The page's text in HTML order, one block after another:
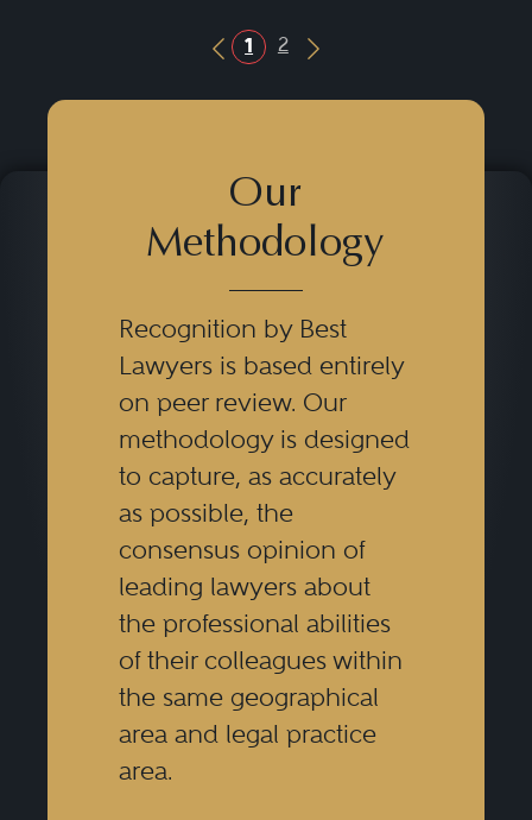
Previous Button
1 2
Next Button
Our
Methodology
Recognition by Best
Lawyers is based entirely
on peer review. Our
methodology is designed
to capture, as accurately
as possible, the
consensus opinion of
leading lawyers about
the professional abilities
of their colleagues within
the same geographical
area and legal practice
area.